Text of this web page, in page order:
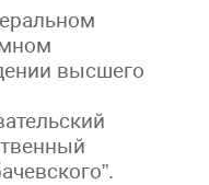
высшего